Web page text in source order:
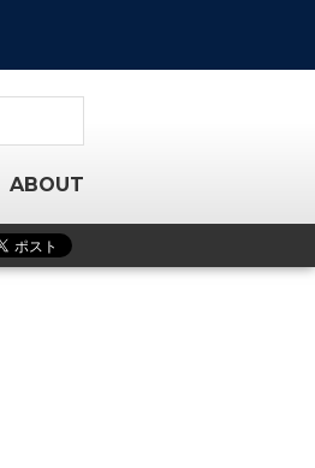
ABOUT